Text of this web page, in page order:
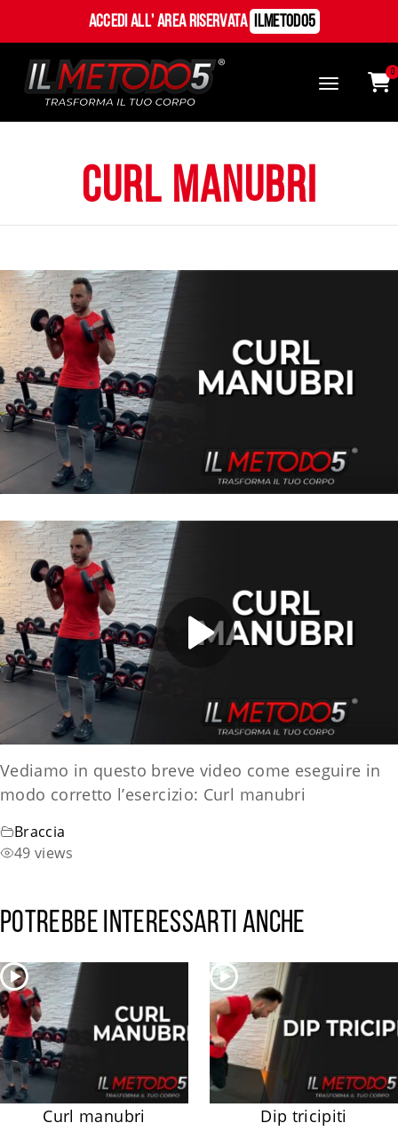
Accedi all' Area Riservata ILMetodo5
0
Curl manubri
Vediamo in questo breve video come eseguire in
modo corretto l’esercizio: Curl manubri
Braccia
49 views
Potrebbe interessarti anche
Curl manubri Dip tricipiti